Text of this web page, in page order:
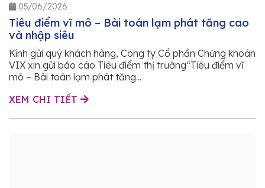
05/06/2026
Tiêu điểm vĩ mô – Bài toán lạm phát tăng cao
và nhập siêu
Kính gửi quý khách hàng, Công ty Cổ phần Chứng khoán
VIX xin gửi báo cáo Tiêu điểm thị trường“Tiêu điểm vĩ
mô – Bài toán lạm phát tăng...
XEM CHI TIẾT